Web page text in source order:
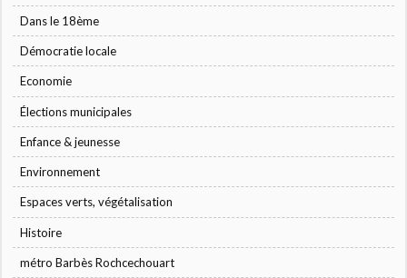
Dans le 18ème
Démocratie locale
Economie
Élections municipales
Enfance & jeunesse
Environnement
Espaces verts, végétalisation
Histoire
métro Barbès Rochcechouart